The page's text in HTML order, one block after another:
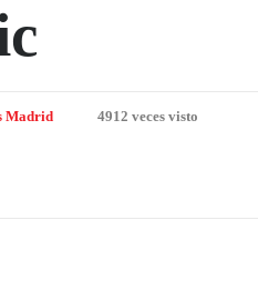
Madrid 4912 veces visto